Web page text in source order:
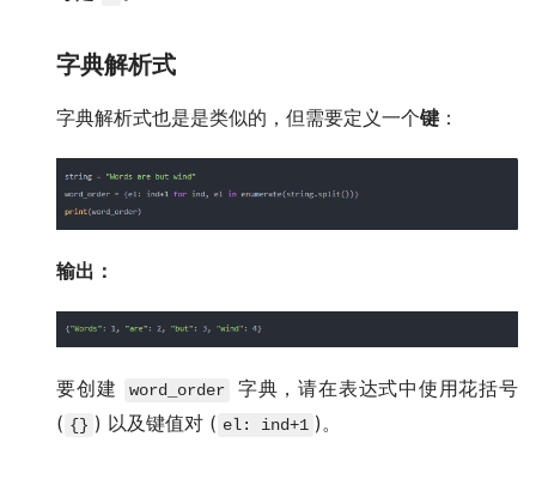
字典解析式
字典解析式也是是类似的，但需要定义一个键 ：
输出：
要创建 word_order
字典，请在表达式中使用花括号
( {} ) 以及键值对 ( el: ind+1 )。